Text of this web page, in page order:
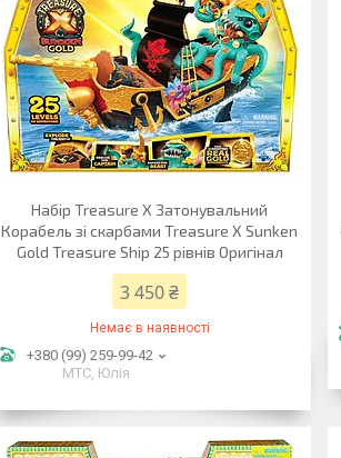
Набір Treasure X Затонувальний
Корабель зі скарбами Treasure X Sunken
Gold Treasure Ship 25 рівнів Оригінал
3 450 ₴
Немає в наявності
+380 (99) 259-99-42
МТС, Юлія